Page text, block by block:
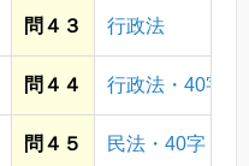
問４３ 行政法
問４４ 行政法・40字
問４５ 民法・40字